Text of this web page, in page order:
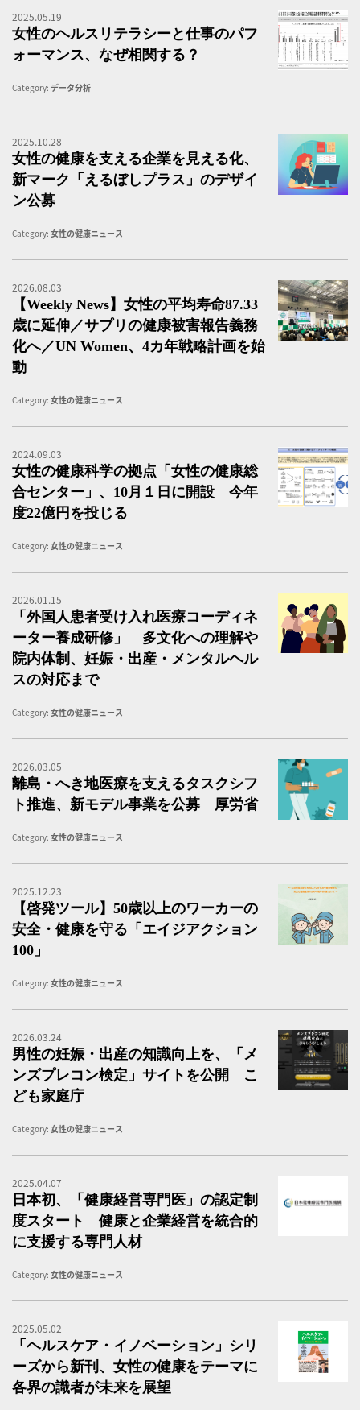
2025.05.19
女性のヘルスリテラシーと仕事のパフ
ォーマンス、なぜ相関する？
Category: データ分析
2025.10.28
女性の健康を支える企業を見える化、
新マーク「えるぼしプラス」のデザイ
ン公募
Category: 女性の健康ニュース
2026.08.03
【Weekly News】女性の平均寿命87.33
歳に延伸／サプリの健康被害報告義務
化へ／UN Women、4カ年戦略計画を始
動
Category: 女性の健康ニュース
2024.09.03
女性の健康科学の拠点「女性の健康総
合センター」、10月１日に開設 今年
度22億円を投じる
Category: 女性の健康ニュース
2026.01.15
「外国人患者受け入れ医療コーディネ
ーター養成研修」 多文化への理解や
院内体制、妊娠・出産・メンタルヘル
スの対応まで
Category: 女性の健康ニュース
2026.03.05
離島・へき地医療を支えるタスクシフ
ト推進、新モデル事業を公募 厚労省
Category: 女性の健康ニュース
2025.12.23
【啓発ツール】50歳以上のワーカーの
安全・健康を守る「エイジアクション
100」
Category: 女性の健康ニュース
2026.03.24
男性の妊娠・出産の知識向上を、「メ
ンズプレコン検定」サイトを公開 こ
ども家庭庁
Category: 女性の健康ニュース
2025.04.07
日本初、「健康経営専門医」の認定制
度スタート 健康と企業経営を統合的
に支援する専門人材
Category: 女性の健康ニュース
2025.05.02
「ヘルスケア・イノベーション」シリ
ーズから新刊、女性の健康をテーマに
各界の識者が未来を展望